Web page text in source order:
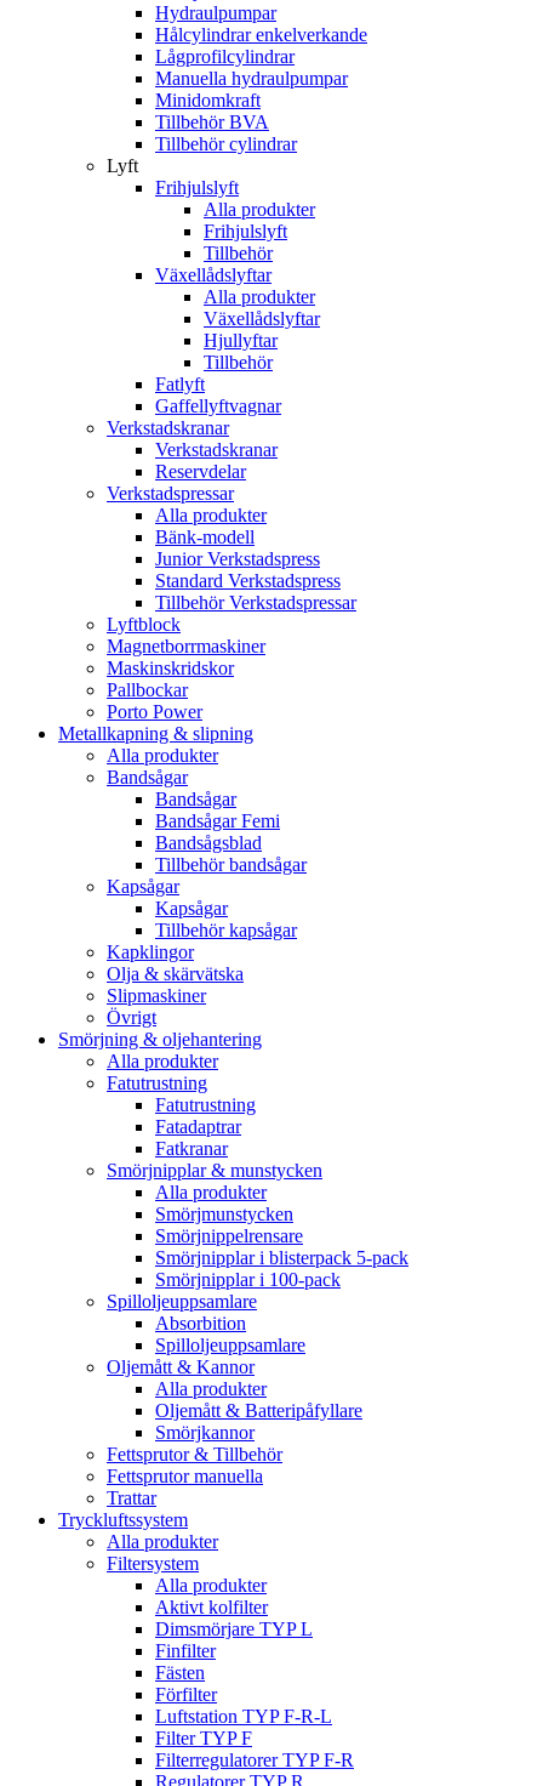
Hydraulpumpar
Hålcylindrar enkelverkande
Lågprofilcylindrar
Manuella hydraulpumpar
Minidomkraft
Tillbehör BVA
Tillbehör cylindrar
Lyft
Frihjulslyft
Alla produkter
Frihjulslyft
Tillbehör
Växellådslyftar
Alla produkter
Växellådslyftar
Hjullyftar
Tillbehör
Fatlyft
Gaffellyftvagnar
Verkstadskranar
Verkstadskranar
Reservdelar
Verkstadspressar
Alla produkter
Bänk-modell
Junior Verkstadspress
Standard Verkstadspress
Tillbehör Verkstadspressar
Lyftblock
Magnetborrmaskiner
Maskinskridskor
Pallbockar
Porto Power
Metallkapning & slipning
Alla produkter
Bandsågar
Bandsågar
Bandsågar Femi
Bandsågsblad
Tillbehör bandsågar
Kapsågar
Kapsågar
Tillbehör kapsågar
Kapklingor
Olja & skärvätska
Slipmaskiner
Övrigt
Smörjning & oljehantering
Alla produkter
Fatutrustning
Fatutrustning
Fatadaptrar
Fatkranar
Smörjnipplar & munstycken
Alla produkter
Smörjmunstycken
Smörjnippelrensare
Smörjnipplar i blisterpack 5-pack
Smörjnipplar i 100-pack
Spilloljeuppsamlare
Absorbition
Spilloljeuppsamlare
Oljemått & Kannor
Alla produkter
Oljemått & Batteripåfyllare
Smörjkannor
Fettsprutor & Tillbehör
Fettsprutor manuella
Trattar
Tryckluftssystem
Alla produkter
Filtersystem
Alla produkter
Aktivt kolfilter
Dimsmörjare TYP L
Finfilter
Fästen
Förfilter
Luftstation TYP F-R-L
Filter TYP F
Filterregulatorer TYP F-R
Regulatorer TYP R